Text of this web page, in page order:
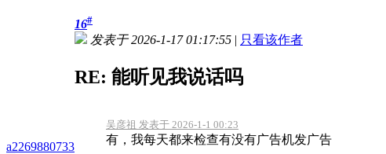
a2269880733
16#
发表于 2026-1-17 01:17:55 | 只看该作者
RE: 能听见我说话吗
吴彦祖 发表于 2026-1-1 00:23
有，我每天都来检查有没有广告机发广告